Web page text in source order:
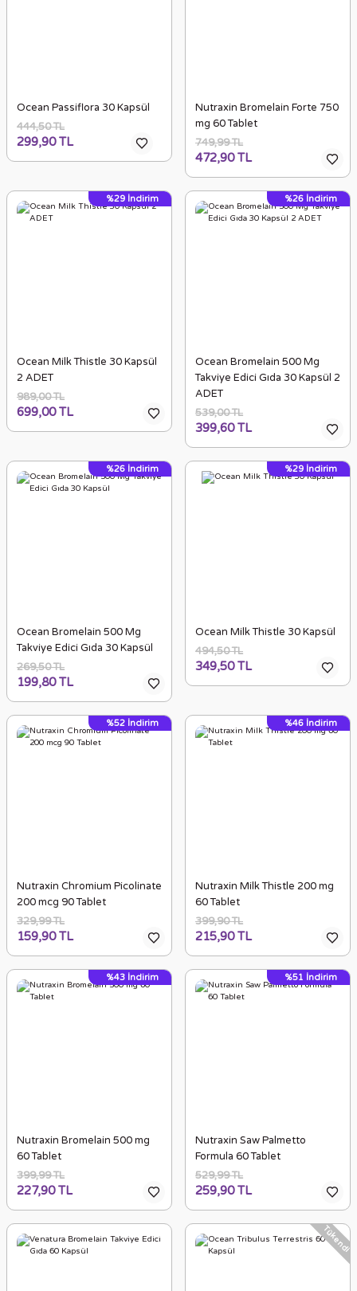
Ocean Passiflora 30 Kapsül
444,50 TL
299,90 TL
Nutraxin Bromelain Forte 750
mg 60 Tablet
749,99 TL
472,90 TL
%29 İndirim
Ocean Milk Thistle 30 Kapsül
2 ADET
989,00 TL
699,00 TL
%26 İndirim
Ocean Bromelain 500 Mg
Takviye Edici Gıda 30 Kapsül 2
ADET
539,00 TL
399,60 TL
%26 İndirim
Ocean Bromelain 500 Mg
Takviye Edici Gıda 30 Kapsül
269,50 TL
199,80 TL
%29 İndirim
Ocean Milk Thistle 30 Kapsül
494,50 TL
349,50 TL
%52 İndirim
Nutraxin Chromium Picolinate
200 mcg 90 Tablet
329,99 TL
159,90 TL
%46 İndirim
Nutraxin Milk Thistle 200 mg
60 Tablet
399,90 TL
215,90 TL
%43 İndirim
Nutraxin Bromelain 500 mg
60 Tablet
399,99 TL
227,90 TL
%51 İndirim
Nutraxin Saw Palmetto
Formula 60 Tablet
529,99 TL
259,90 TL
Tükendi